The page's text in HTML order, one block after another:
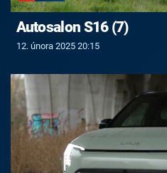
Autosalon S16 (7)
12. února 2025 20:15